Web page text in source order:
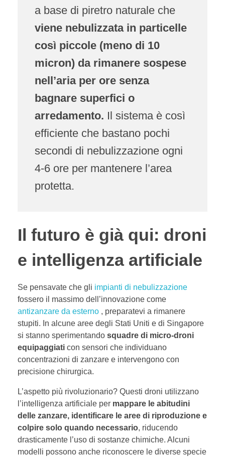
a base di piretro naturale che
viene nebulizzata in particelle
così piccole (meno di 10
micron) da rimanere sospese
nell’aria per ore senza
bagnare superfici o
arredamento. Il sistema è così
efficiente che bastano pochi
secondi di nebulizzazione ogni
4-6 ore per mantenere l’area
protetta.
Il futuro è già qui: droni
e intelligenza artificiale
Se pensavate che gli impianti di nebulizzazione
fossero il massimo dell’innovazione come
antizanzare da esterno , preparatevi a rimanere
stupiti. In alcune aree degli Stati Uniti e di Singapore
si stanno sperimentando squadre di micro-droni
equipaggiati con sensori che individuano
concentrazioni di zanzare e intervengono con
precisione chirurgica.
L’aspetto più rivoluzionario? Questi droni utilizzano
l’intelligenza artificiale per mappare le abitudini
delle zanzare, identificare le aree di riproduzione e
colpire solo quando necessario, riducendo
drasticamente l’uso di sostanze chimiche. Alcuni
modelli possono anche riconoscere le diverse specie